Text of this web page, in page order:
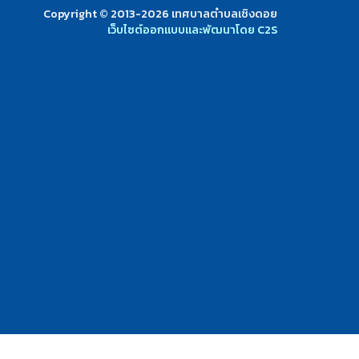
Copyright © 2013-2026 เทศบาลตำบลเชิงดอย
เว็บไซต์ออกแบบและพัฒนาโดย C2S